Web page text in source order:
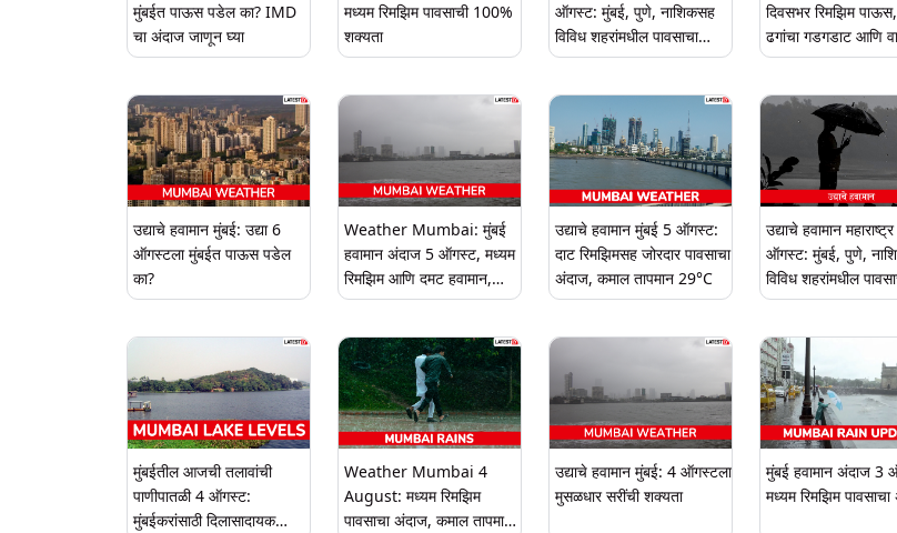
मुंबईत पाऊस पडेल का? IMD
चा अंदाज जाणून घ्या
मध्यम रिमझिम पावसाची 100%
शक्यता
ऑगस्ट: मुंबई, पुणे, नाशिकसह
विविध शहरांमधील पावसाचा
अंदाज
दिवसभर रिमझिम पाऊस,
ढगांचा गडगडाट आणि
वाऱ्याची शक्यता
उद्याचे हवामान मुंबई: उद्या 6
ऑगस्टला मुंबईत पाऊस पडेल
का?
Weather Mumbai: मुंबई
हवामान अंदाज 5 ऑगस्ट, मध्यम
रिमझिम आणि दमट हवामान,
कमाल तापमान 29°C
उद्याचे हवामान मुंबई 5 ऑगस्ट:
दाट रिमझिमसह जोरदार पावसाचा
अंदाज, कमाल तापमान 29°C
उद्याचे हवामान
ऑगस्ट: मुंबई, पुणे,
विविध शहरांमधील
अंदाज
मुंबईतील आजची तलावांची
पाणीपातळी 4 ऑगस्ट:
मुंबईकरांसाठी दिलासादायक
Weather Mumbai 4
August: मध्यम रिमझिम
पावसाचा अंदाज, कमाल तापमान
उद्याचे हवामान मुंबई: 4 ऑगस्टला
मुसळधार सरींची शक्यता
मुंबई हवामान अंदाज 3
मध्यम रिमझिम